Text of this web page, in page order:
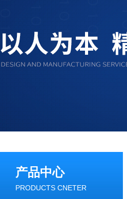
产品中心
PRODUCTS CNETER